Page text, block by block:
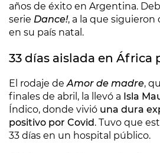
años de éxito en Argentina.
serie Dance!, a la que
en su país natal.
33 días aislada en África
El rodaje deAmor de madre,
finales de abril, la llevó a Isla
Índico, donde vivió una dura
positivo por Covid. Tuvo que
33 días en un hospital público.